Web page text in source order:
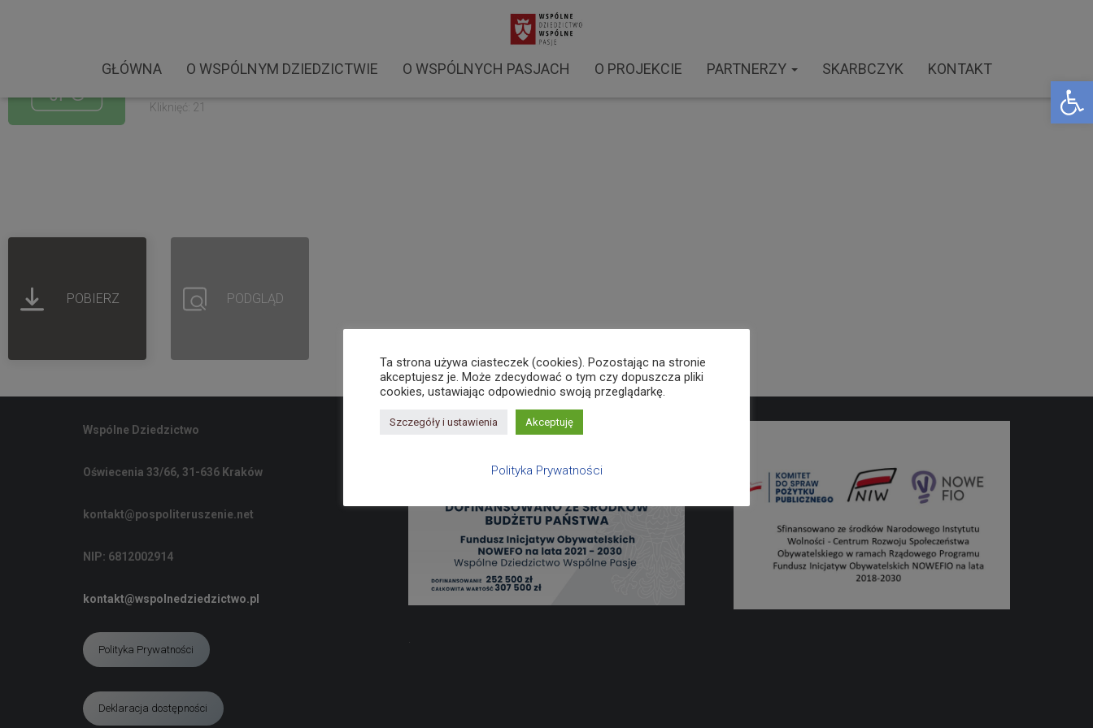
Open toolbar
GŁÓWNA O WSPÓLNYM DZIEDZICTWIE O WSPÓLNYCH PASJACH O PROJEKCIE PARTNERZY SKARBCZYK KONTAKT
Busko Zdrój Tukidydes warsztaty 2021 (19)
Created: 02-09-2022
Kliknięć: 21
POBIERZ PODGLĄD
Wspólne Dziedzictwo
Oświecenia 33/66, 31-636 Kraków
kontakt@pospoliteruszenie.net
NIP: 6812002914
kontakt@wspolnedziedzictwo.pl
Polityka Prywatności
Deklaracja dostępności
Ta strona używa ciasteczek (cookies). Pozostając na stronie
akceptujesz je. Może zdecydować o tym czy dopuszcza pliki
cookies, ustawiając odpowiednio swoją przeglądarkę.
Szczegóły i ustawienia Akceptuję
Polityka Prywatności